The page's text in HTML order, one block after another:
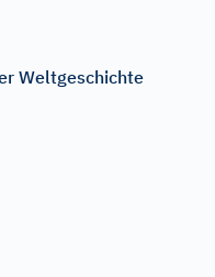
Weltgeschichte